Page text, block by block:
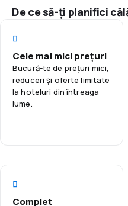
Bucură-te de confortul
cosmetice gratuite. Wi-Fi
permite menținerea legăturii
AquaSplash oferă, de
ore, schimb valutar și
Datorită locației
cu mașina de aeroportul
Gara Girona. Aeroportul
De ce să-ți planifici
Cele mai mici prețuri
Bucură-te de prețuri mici,
reduceri și oferte limitate
la hoteluri din întreaga
lume.
Complet